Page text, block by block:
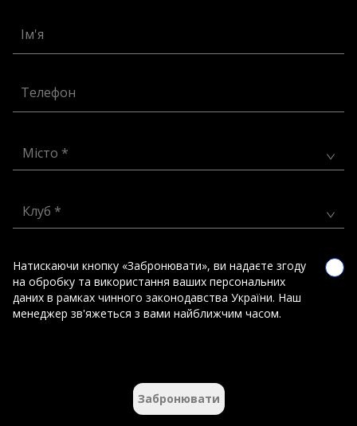
Ім'я
Телефон
Місто *
Клуб *
Натискаючи кнопку «Забронювати», ви надаєте згоду
на обробку та використання ваших персональних
даних в рамках чинного законодавства України. Наш
менеджер зв'яжеться з вами найближчим часом.
Забронювати